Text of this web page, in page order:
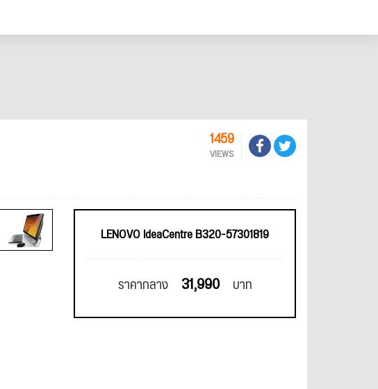
1459
VIEWS
LENOVO IdeaCentre B320-57301819
ราคากลาง 31,990 บาท